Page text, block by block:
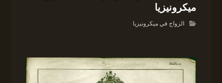
ميكرونيزيا
الزواج في ميكرونيزيا